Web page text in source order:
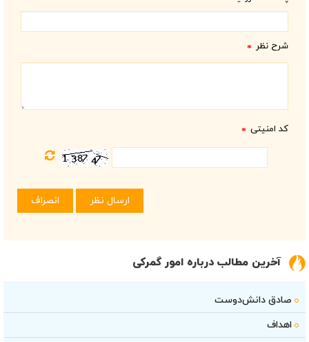
شرح نظر *
کد امنیتی *
آخرین مطالب درباره امور گمرکی
صادق دانش‌دوست
اهداف